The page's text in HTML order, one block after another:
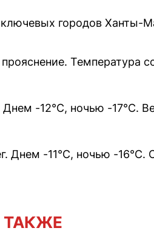
городов Ханты-
Температура
-12°C, ночью -17°C.
Днем -11°C, ночью -16°C.
ТАКЖЕ